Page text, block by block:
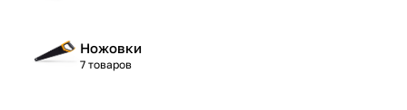
Ножовки
7 товаров